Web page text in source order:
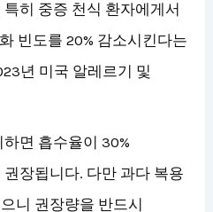
히 중증 천식 환자에게서
빈도를 20% 감소시킨다는
년 미국 알레르기 및
면 흡수율이 30%
장됩니다. 다만 과다 복용
니 권장량을 반드시